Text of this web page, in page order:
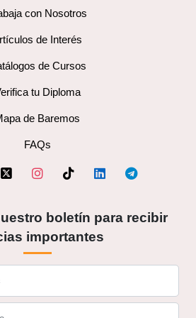
con Nosotros
de Interés
de Cursos
tu Diploma
de Baremos
FAQs
boletín para recibir
importantes